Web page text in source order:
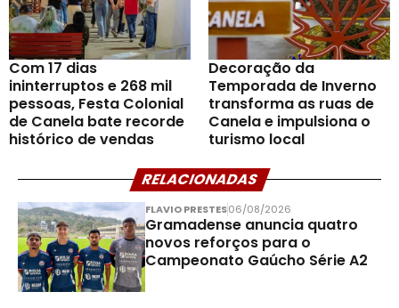
Com 17 dias
ininterruptos e 268 mil
pessoas, Festa Colonial
de Canela bate recorde
histórico de vendas
Decoração da
Temporada de Inverno
transforma as ruas de
Canela e impulsiona o
turismo local
RELACIONADAS
FLAVIO PRESTES06/08/2026
Gramadense anuncia quatro
novos reforços para o
Campeonato Gaúcho Série A2